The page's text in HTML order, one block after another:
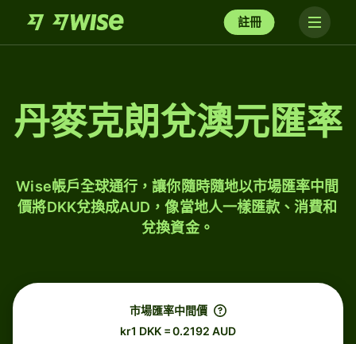
註冊
丹麥克朗兌澳元匯率
Wise帳戶全球通行，讓你隨時隨地以市場匯率中間
價將DKK兌換成AUD，像當地人一樣匯款、消費和
兌換資金。
市場匯率中間價
kr1 DKK = 0.2192 AUD